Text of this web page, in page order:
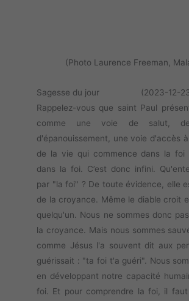
(Photo Laurence Freeman,
Sagesse du jour (2023-12-
Rappelez-vous que saint Paul
comme une voie de salut, de
d'épanouissement, une voie d'accès
de la vie qui commence dans la foi
dans la foi. C’est donc infini.
par "la foi" ? De toute évidence, elle
de la croyance. Même le diable croit
quelqu'un. Nous ne sommes donc
la croyance. Mais nous sommes
comme Jésus l'a souvent dit aux
guérissait : "ta foi t'a guéri". Nous
en développant notre capacité
foi. Et pour comprendre la foi, il faut